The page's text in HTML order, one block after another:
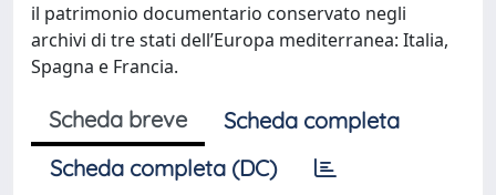
il patrimonio documentario conservato negli
archivi di tre stati dell’Europa mediterranea: Italia,
Spagna e Francia.
Scheda breve
Scheda completa
Scheda completa (DC)